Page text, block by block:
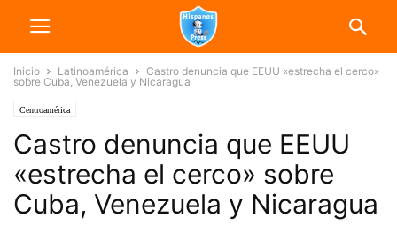
Inicio Latinoamérica
Castro denuncia que EEUU «estrecha el cerco»
sobre Cuba, Venezuela y Nicaragua
Centroamérica
Castro denuncia que EEUU
«estrecha el cerco» sobre
Cuba, Venezuela y Nicaragua